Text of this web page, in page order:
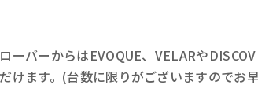
ーバーからはEVOQUE、VELARや
けます。(台数に限りがございますのでお